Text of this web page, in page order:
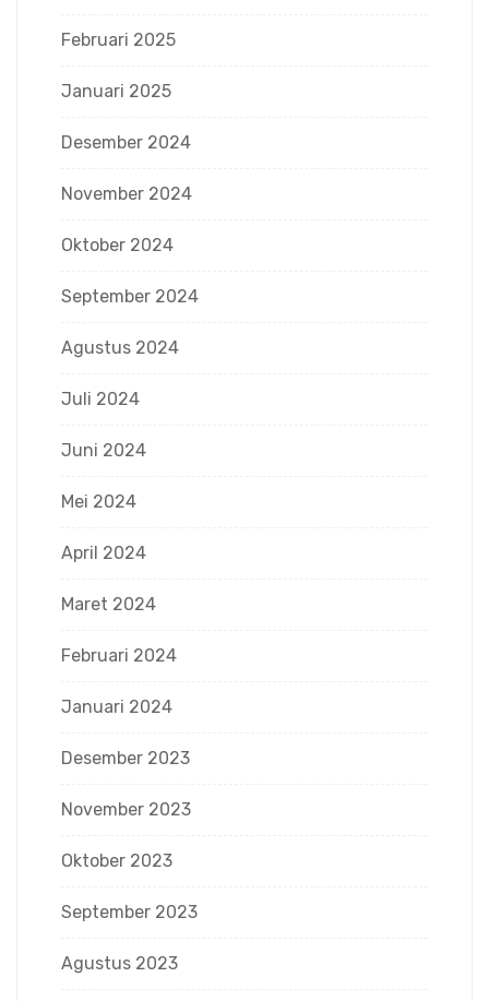
Februari 2025
Januari 2025
Desember 2024
November 2024
Oktober 2024
September 2024
Agustus 2024
Juli 2024
Juni 2024
Mei 2024
April 2024
Maret 2024
Februari 2024
Januari 2024
Desember 2023
November 2023
Oktober 2023
September 2023
Agustus 2023